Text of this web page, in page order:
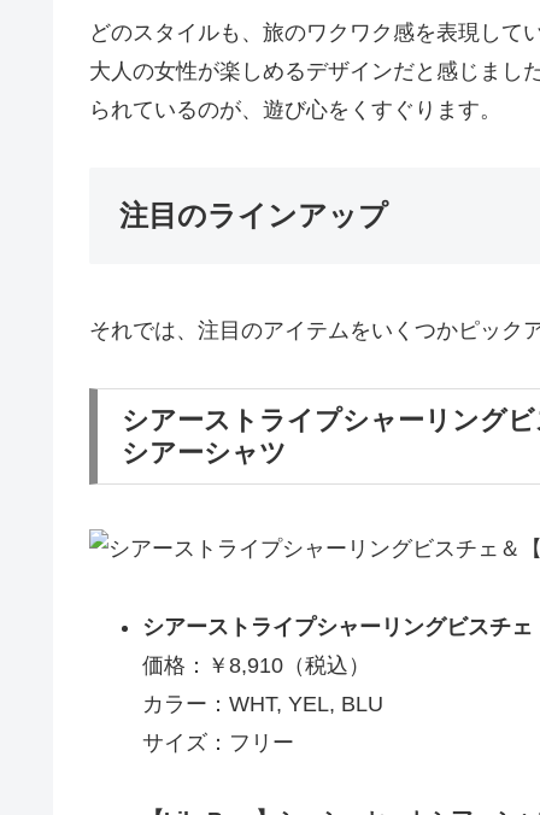
どのスタイルも、旅のワクワク感を表現して
大人の女性が楽しめるデザインだと感じまし
られているのが、遊び心をくすぐります。
注目のラインアップ
それでは、注目のアイテムをいくつかピック
シアーストライプシャーリング
シアーシャツ
シアーストライプシャーリングビスチェ
価格：￥8,910（税込）
カラー：WHT, YEL, BLU
サイズ：フリー